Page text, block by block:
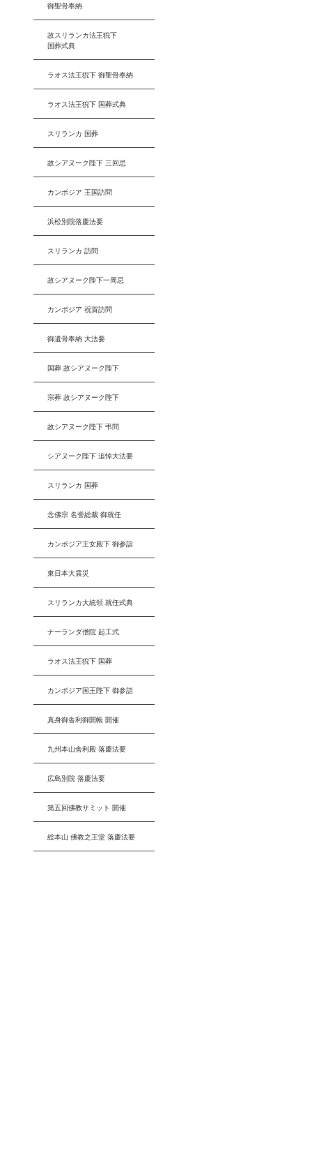
御聖骨奉納
故スリランカ法王猊下
国葬式典
ラオス法王猊下 御聖骨奉納
ラオス法王猊下 国葬式典
スリランカ 国葬
故シアヌーク陛下 三回忌
カンボジア 王国訪問
浜松別院落慶法要
スリランカ 訪問
故シアヌーク陛下一周忌
カンボジア 祝賀訪問
御遺骨奉納 大法要
国葬 故シアヌーク陛下
宗葬 故シアヌーク陛下
故シアヌーク陛下 弔問
シアヌーク陛下 追悼大法要
スリランカ 国葬
念佛宗 名誉総裁 御就任
カンボジア王女殿下 御参詣
東日本大震災
スリランカ大統領 就任式典
ナーランダ僧院 起工式
ラオス法王猊下 国葬
カンボジア国王陛下 御参詣
真身御舎利御開帳 開催
九州本山舎利殿 落慶法要
広島別院 落慶法要
第五回佛教サミット 開催
総本山 佛教之王堂 落慶法要